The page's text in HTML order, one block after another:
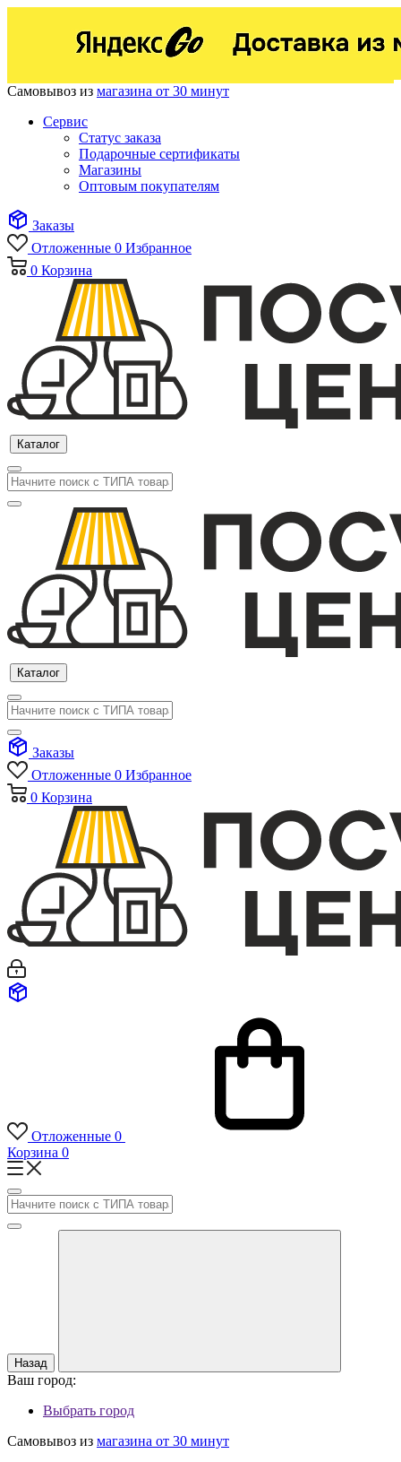
Самовывоз из магазина от 30 минут
Сервис
Статус заказа
Подарочные сертификаты
Магазины
Оптовым покупателям
Заказы
Отложенные 0 Избранное
0 Корзина
Каталог
Каталог
Заказы
Отложенные 0 Избранное
0 Корзина
Отложенные 0
Корзина 0
Назад
Ваш город:
Выбрать город
Самовывоз из магазина от 30 минут